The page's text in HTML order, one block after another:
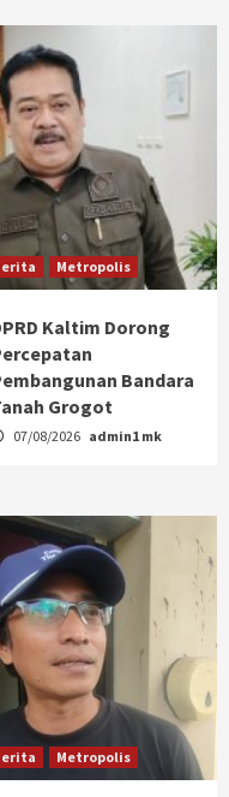
Metropolis
Kaltim Dorong
Bandara
Grogot
07/08/2026 admin1 mk
Metropolis